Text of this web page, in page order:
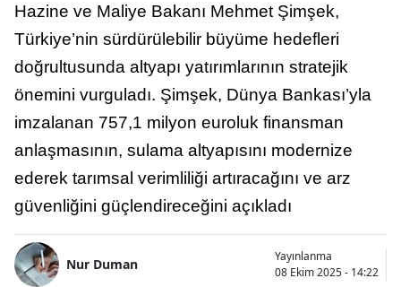
Hazine ve Maliye Bakanı Mehmet Şimşek,
Türkiye’nin sürdürülebilir büyüme hedefleri
doğrultusunda altyapı yatırımlarının stratejik
önemini vurguladı. Şimşek, Dünya Bankası’yla
imzalanan 757,1 milyon euroluk finansman
anlaşmasının, sulama altyapısını modernize
ederek tarımsal verimliliği artıracağını ve arz
güvenliğini güçlendireceğini açıkladı
Nur Duman
Yayınlanma
08 Ekim 2025 - 14:22